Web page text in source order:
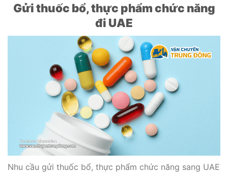
Gửi thuốc bổ, thực phẩm chức năng
đi UAE
Nhu cầu gửi thuốc bổ, thực phẩm chức năng sang UAE